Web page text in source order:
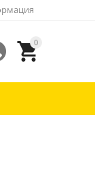
0
